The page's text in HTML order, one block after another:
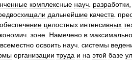
комплексные науч разработки
дальнейшие качеств
обеспечение целостных интенсивных
зоне Намечено в максимально
освоить науч системы
организации труда и на этой базе